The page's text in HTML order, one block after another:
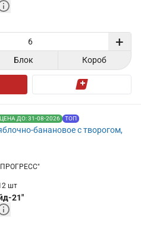
+
Блок Короб
ДО: 31-08-2026 ТОП
банановое с творогом,
шт
21"